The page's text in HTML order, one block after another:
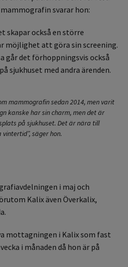
svarar hon:
skapar också en större
möjlighet att göra sin screening.
går det förhoppningsvis också
sjukhuset med andra ärenden.
mammografin sedan 2014, men varit
kanske har sin charm, men det är
på sjukhuset. Det är nära till
säger hon.
i maj och
Kalix även Överkalix,
mottagningen i Kalix som fast
i månaden då hon är på